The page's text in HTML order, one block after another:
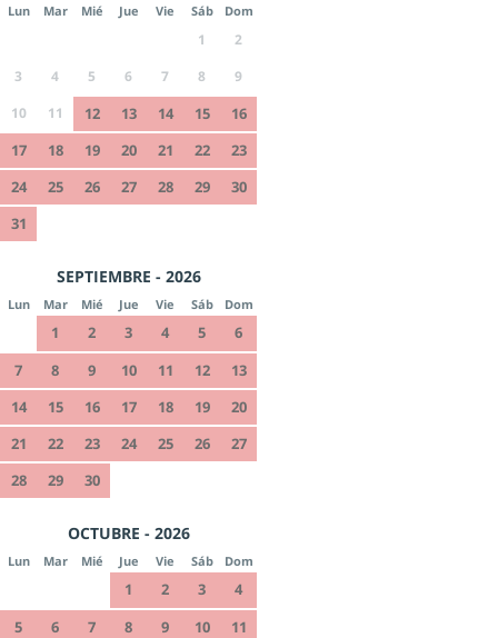
Lun Mar Mié Jue Vie Sáb Dom
1
2
3
4 5 6 7 8
9
10
11 12 13 14 15
16
17
18 19 20 21 22
23
24
25 26 27 28 29
30
31
SEPTIEMBRE - 2026
Lun Mar Mié Jue Vie Sáb Dom
1 2 3 4 5
6
7
8 9 10 11 12
13
14
15 16 17 18 19
20
21
22 23 24 25 26
27
28
29 30
OCTUBRE - 2026
Lun Mar Mié Jue Vie Sáb Dom
1 2 3
4
5
6 7 8 9 10
11